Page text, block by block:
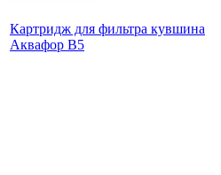
Картридж для фильтра кувшина
Аквафор В5